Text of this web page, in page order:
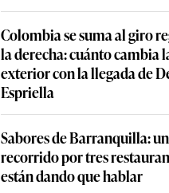
Colombia se suma al giro
la derecha: cuánto cambia
exterior con la llegada de
Espriella
Sabores de Barranquilla: un
recorrido por tres
están dando que hablar